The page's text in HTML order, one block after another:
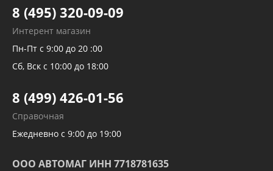
Тормозных трубок
Рукавов гидроусилителей
Рукавов компрессоров и турбин
Трубок кондиционеров
Развертка пайка медных стальных
алюминиевых трубок и штуцеров
8 (495) 320-09-09
Интерент магазин
Пн-Пт с 9:00 до 20 :00
Сб, Вск с 10:00 до 18:00
8 (499) 426-01-56
Справочная
Ежедневно с 9:00 до 19:00
ООО АВТОМАГ ИНН 7718781635